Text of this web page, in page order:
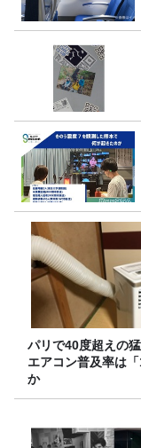
パリで40度超えの
エアコン普及率は
か